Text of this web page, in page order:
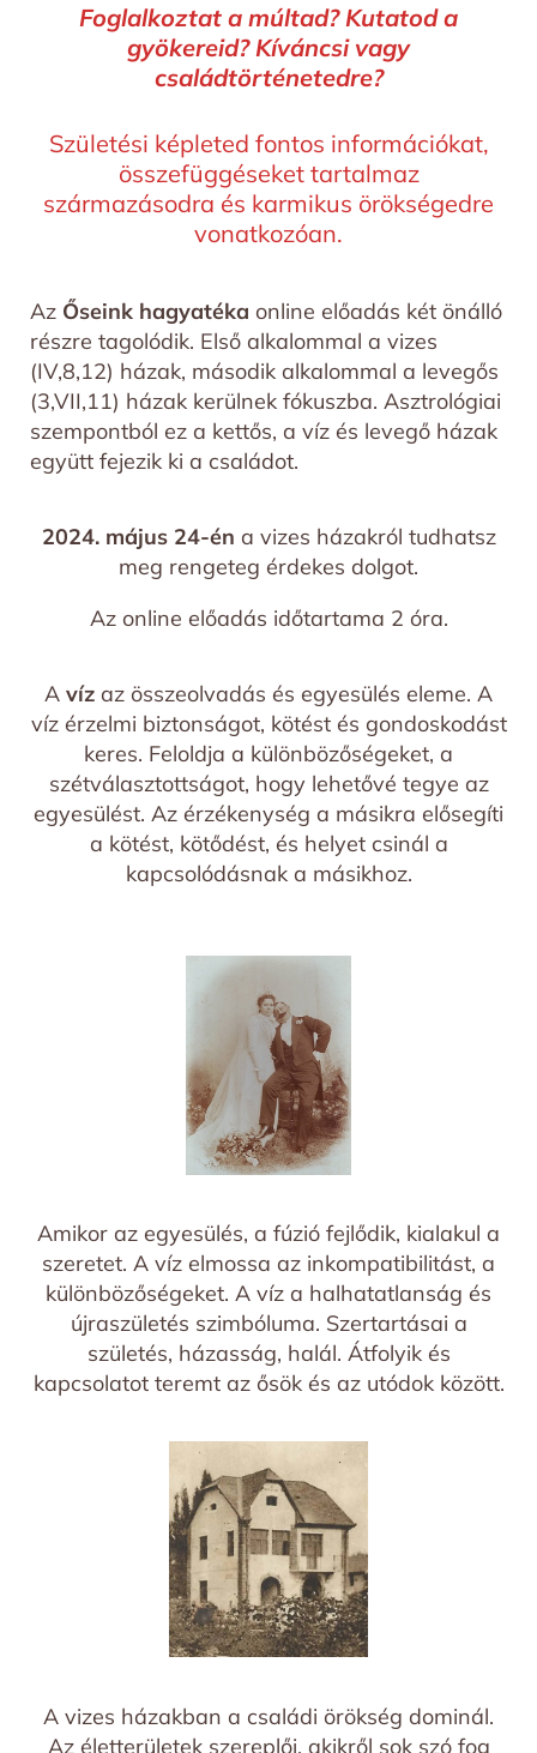
Foglalkoztat a múltad? Kutatod a
gyökereid? Kíváncsi vagy
családtörténetedre?
Születési képleted fontos információkat,
összefüggéseket tartalmaz
származásodra és karmikus örökségedre
vonatkozóan.
Az Őseink hagyatéka online előadás két önálló
részre tagolódik. Első alkalommal a vizes
(IV,8,12) házak, második alkalommal a levegős
(3,VII,11) házak kerülnek fókuszba. Asztrológiai
szempontból ez a kettős, a víz és levegő házak
együtt fejezik ki a családot.
2024. május 24-én a vizes házakról tudhatsz
meg rengeteg érdekes dolgot.
Az online előadás időtartama 2 óra.
A víz az összeolvadás és egyesülés eleme. A
víz érzelmi biztonságot, kötést és gondoskodást
keres. Feloldja a különbözőségeket, a
szétválasztottságot, hogy lehetővé tegye az
egyesülést. Az érzékenység a másikra elősegíti
a kötést, kötődést, és helyet csinál a
kapcsolódásnak a másikhoz.
Amikor az egyesülés, a fúzió fejlődik, kialakul a
szeretet. A víz elmossa az inkompatibilitást, a
különbözőségeket. A víz a halhatatlanság és
újraszületés szimbóluma. Szertartásai a
születés, házasság, halál. Átfolyik és
kapcsolatot teremt az ősök és az utódok között.
A vizes házakban a családi örökség dominál.
Az életterületek szereplői, akikről sok szó fog